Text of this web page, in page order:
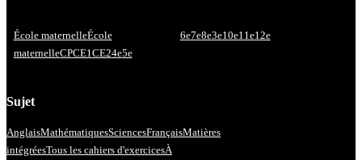
École maternelleÉcole
maternelleCPCE1 CE24e5e
6e7e8e3e10e11e12e
Sujet
AnglaisMathématiquesSciencesFrançaisMatières
intégréesTous les cahiers d'exercicesÀ